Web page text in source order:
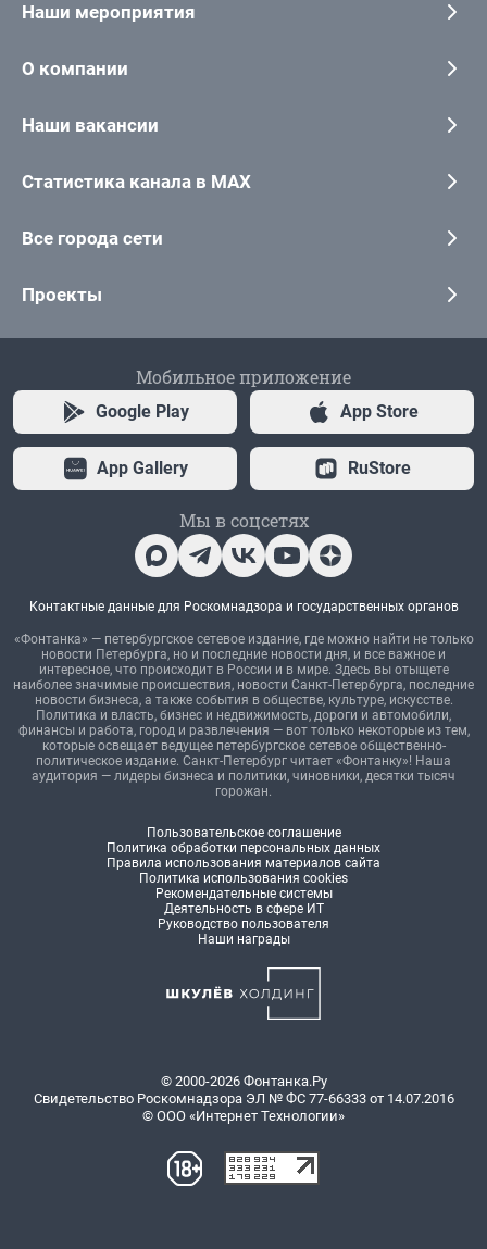
Наши мероприятия
О компании
Наши вакансии
Статистика канала в MAX
Все города сети
Проекты
Мобильное приложение
Google Play App Store
App Gallery RuStore
Мы в соцсетях
Контактные данные для Роскомнадзора и государственных органов
«Фонтанка» — петербургское сетевое издание, где можно найти не только
новости Петербурга, но и последние новости дня, и все важное и
интересное, что происходит в России и в мире. Здесь вы отыщете
наиболее значимые происшествия, новости Санкт-Петербурга, последние
новости бизнеса, а также события в обществе, культуре, искусстве.
Политика и власть, бизнес и недвижимость, дороги и автомобили,
финансы и работа, город и развлечения — вот только некоторые из тем,
которые освещает ведущее петербургское сетевое общественно-
политическое издание. Санкт-Петербург читает «Фонтанку»! Наша
аудитория — лидеры бизнеса и политики, чиновники, десятки тысяч
горожан.
Пользовательское соглашение
Политика обработки персональных данных
Правила использования материалов сайта
Политика использования cookies
Рекомендательные системы
Деятельность в сфере ИТ
Руководство пользователя
Наши награды
© 2000-2026 Фонтанка.Ру
Свидетельство Роскомнадзора ЭЛ № ФС 77-66333 от 14.07.2016
© ООО «Интернет Технологии»